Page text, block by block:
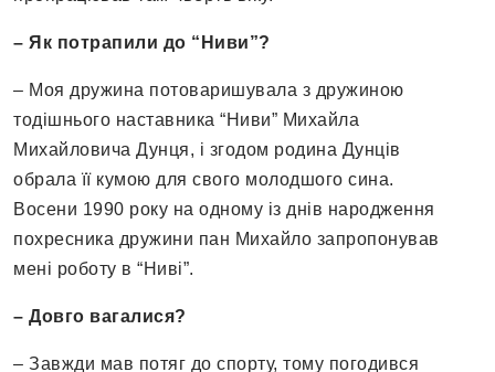
– Як потрапили до “Ниви”?
– Моя дружина потоваришувала з дружиною
тодішнього наставника “Ниви” Михайла
Михайловича Дунця, і згодом родина Дунців
обрала її кумою для свого молодшого сина.
Восени 1990 року на одному із днів народження
похресника дружини пан Михайло запропонував
мені роботу в “Ниві”.
– Довго вагалися?
– Завжди мав потяг до спорту, тому погодився